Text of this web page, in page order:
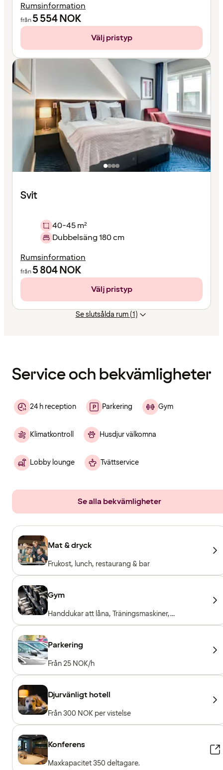
Rumsinformation
från5 554NOK
Välj pristyp
Svit
40-45 m²
Dubbelsäng 180 cm
Rumsinformation
från5 804NOK
Välj pristyp
Se slutsålda rum (1)
Service och bekvämligheter
24 h reception Parkering Gym
Klimatkontroll Husdjur välkomna
Lobby lounge Tvättservice
Se alla bekvämligheter
Mat & dryck
Frukost, lunch, restaurang & bar
Gym
Handdukar att låna, Träningsmaskiner,
Konditionsmaskiner, Fria vikter, Entré ingår för
Parkering
Från 25 NOK/h
Djurvänligt hotell
Från 300 NOK per vistelse
Konferens
Maxkapacitet 350 deltagare.